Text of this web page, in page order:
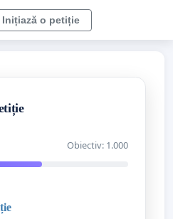
Inițiază o petiție
Obiectiv: 1.000